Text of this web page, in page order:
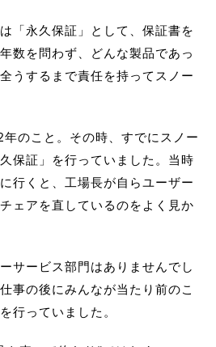
「永久保証」として、保証書を
数を問わず、どんな製品であっ
うするまで責任を持ってスノー
のこと。その時、すでにスノー
保証」を行っていました。当時
行くと、工場長が自らユーザー
ェアを直しているのをよく見か
サービス部門はありませんでし
事の後にみんなが当たり前のこ
行っていました。